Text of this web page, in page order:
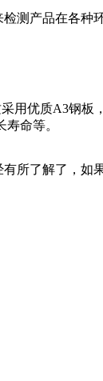
测产品在各种
用优质A3钢板
命等。
所了解了，如